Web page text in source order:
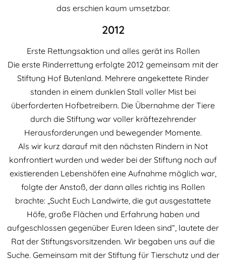
das erschien kaum umsetzbar.
2012
Erste Rettungsaktion und alles gerät ins Rollen
Die erste Rinderrettung erfolgte 2012 gemeinsam mit der
Stiftung Hof Butenland. Mehrere angekettete Rinder
standen in einem dunklen Stall voller Mist bei
überforderten Hofbetreibern. Die Übernahme der Tiere
durch die Stiftung war voller kräftezehrender
Herausforderungen und bewegender Momente.
Als wir kurz darauf mit den nächsten Rindern in Not
konfrontiert wurden und weder bei der Stiftung noch auf
existierenden Lebenshöfen eine Aufnahme möglich war,
folgte der Anstoß, der dann alles richtig ins Rollen
brachte: „Sucht Euch Landwirte, die gut ausgestattete
Höfe, große Flächen und Erfahrung haben und
aufgeschlossen gegenüber Euren Ideen sind“, lautete der
Rat der Stiftungsvorsitzenden. Wir begaben uns auf die
Suche. Gemeinsam mit der Stiftung für Tierschutz und der